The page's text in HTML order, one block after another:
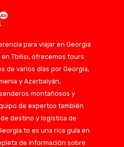
para viajar en Georgia
en Tbilisi, ofrecemos tours
de varios días por Georgia,
y Azerbaiyán,
montañosos y
de expertos también
destino y logística de
es una rica guía en
de información sobre